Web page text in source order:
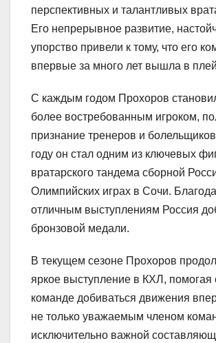
перспективных и талантливых
Его непрерывное развитие,
упорство привели к тому, что его
впервые за много лет вышла в
С каждым годом Прохоров
более востребованным игроком,
признание тренеров и
году он стал одним из ключевых
вратарского тандема сборной
Олимпийских играх в Сочи.
отличным выступлениям Россия
бронзовой медали.
В текущем сезоне Прохоров
яркое выступление в КХЛ, помогая
команде добиваться движения
не только уважаемым членом
исключительно важной